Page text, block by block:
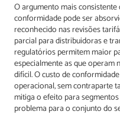
O argumento mais
conformidade pode ser
reconhecido nas revisões
parcial para distribuidoras e
regulatórios permitem maior
especialmente as que operam
difícil. O custo de
operacional, sem contraparte
mitiga o efeito para
problema para o conjunto do